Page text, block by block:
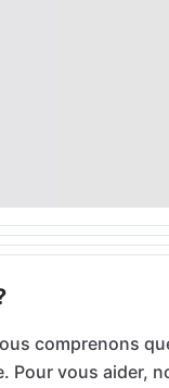
comprenons
Pour vous aider,